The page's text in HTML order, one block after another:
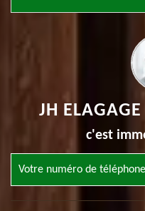
JH
c'est